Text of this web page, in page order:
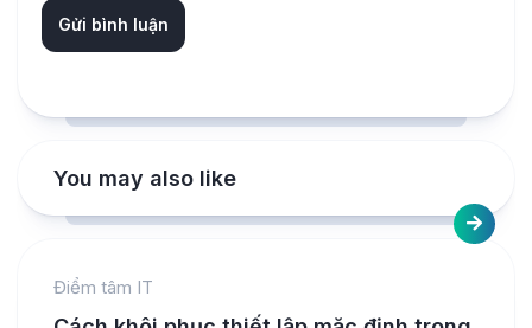
You may also like
Điểm tâm IT